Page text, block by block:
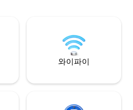
다 전망을 즐길
한 밤을 보내기에
니다. 팔리라키 해변에서 250m 거리에 있
는 수영 코스
와이파이